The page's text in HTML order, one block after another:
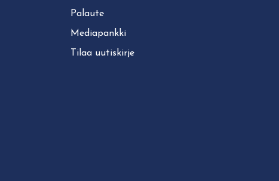
Palaute
Mediapankki
Tilaa uutiskirje